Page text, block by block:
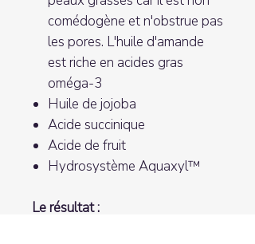
comédogène et n'obstrue pas
les pores. L'huile d'amande
est riche en acides gras
oméga-3
Huile de jojoba
Acide succinique
Acide de fruit
Hydrosystème Aquaxyl™
Le résultat :